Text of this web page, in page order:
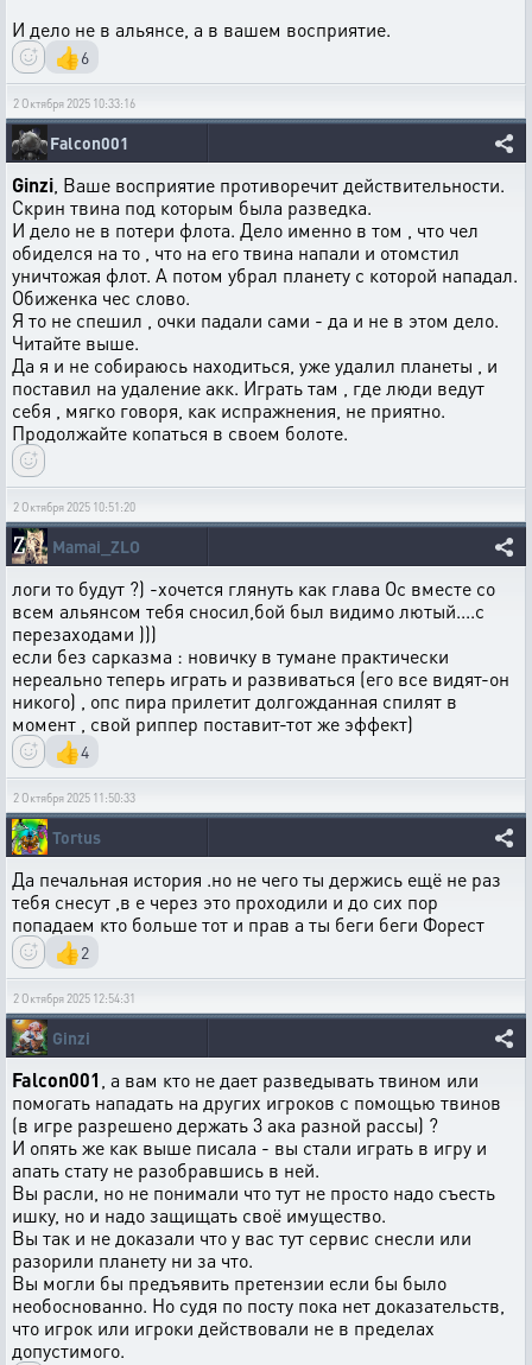
И дело не в альянсе, а в вашем восприятие.
👍6
2 Октября 2025 10:33:16
Falcon001
Ginzi, Ваше восприятие противоречит действительности.
Скрин твина под которым была разведка.
И дело не в потери флота. Дело именно в том , что чел
обиделся на то , что на его твина напали и отомстил
уничтожая флот. А потом убрал планету с которой нападал.
Обиженка чес слово.
Я то не спешил , очки падали сами - да и не в этом дело.
Читайте выше.
Да я и не собираюсь находиться, уже удалил планеты , и
поставил на удаление акк. Играть там , где люди ведут
себя , мягко говоря, как испражнения, не приятно.
Продолжайте копаться в своем болоте.
2 Октября 2025 10:51:20
Mamai_ZLO
логи то будут ?) -хочется глянуть как глава Ос вместе со
всем альянсом тебя сносил,бой был видимо лютый....с
перезаходами )))
если без сарказма : новичку в тумане практически
нереально теперь играть и развиваться (его все видят-он
никого) , опс пира прилетит долгожданная спилят в
момент , свой риппер поставит-тот же эффект)
👍4
2 Октября 2025 11:50:33
Tortus
Да печальная история .но не чего ты держись ещё не раз
тебя снесут ,в е через это проходили и до сих пор
попадаем кто больше тот и прав а ты беги беги Форест
👍2
2 Октября 2025 12:54:31
Ginzi
Falcon001, а вам кто не дает разведывать твином или
помогать нападать на других игроков с помощью твинов
(в игре разрешено держать 3 ака разной рассы) ?
И опять же как выше писала - вы стали играть в игру и
апать стату не разобравшись в ней.
Вы расли, но не понимали что тут не просто надо съесть
ишку, но и надо защищать своё имущество.
Вы так и не доказали что у вас тут сервис снесли или
разорили планету ни за что.
Вы могли бы предъявить претензии если бы было
необоснованно. Но судя по посту пока нет доказательств,
что игрок или игроки действовали не в пределах
допустимого.